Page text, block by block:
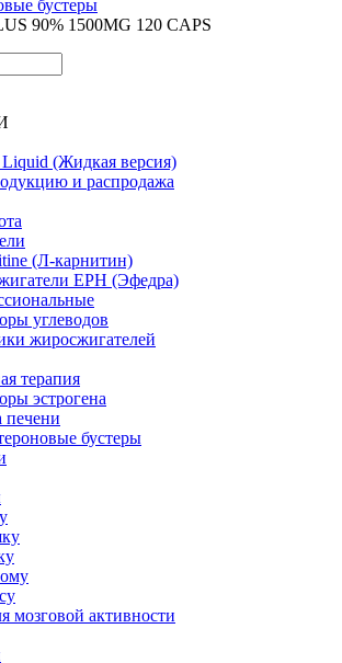
бустеры
90% 1500MG 120 CAPS
(Жидкая версия)
и распродажа
(Л-карнитин)
EPH (Эфедра)
углеводов
жиросжигателей
терапия
эстрогена
печени
бустеры
мозговой активности